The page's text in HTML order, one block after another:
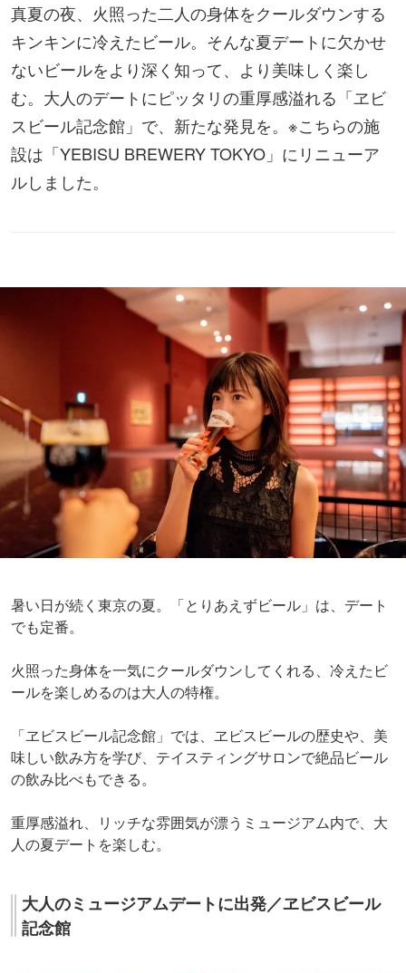
真夏の夜、火照った二人の身体をクールダウンする
キンキンに冷えたビール。そんな夏デートに欠かせ
ないビールをより深く知って、より美味しく楽し
む。大人のデートにピッタリの重厚感溢れる「ヱビ
スビール記念館」で、新たな発見を。※こちらの施
設は「YEBISU BREWERY TOKYO」にリニューア
ルしました。
暑い日が続く東京の夏。「とりあえずビール」は、デート
でも定番。
火照った身体を一気にクールダウンしてくれる、冷えたビ
ールを楽しめるのは大人の特権。
「ヱビスビール記念館」では、ヱビスビールの歴史や、美
味しい飲み方を学び、テイスティングサロンで絶品ビール
の飲み比べもできる。
重厚感溢れ、リッチな雰囲気が漂うミュージアム内で、大
人の夏デートを楽しむ。
大人のミュージアムデートに出発／ヱビスビール
記念館